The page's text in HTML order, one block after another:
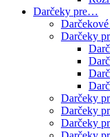
Darčeky pre…
Darčeky
Darčeky
Darčeky
Darčeky